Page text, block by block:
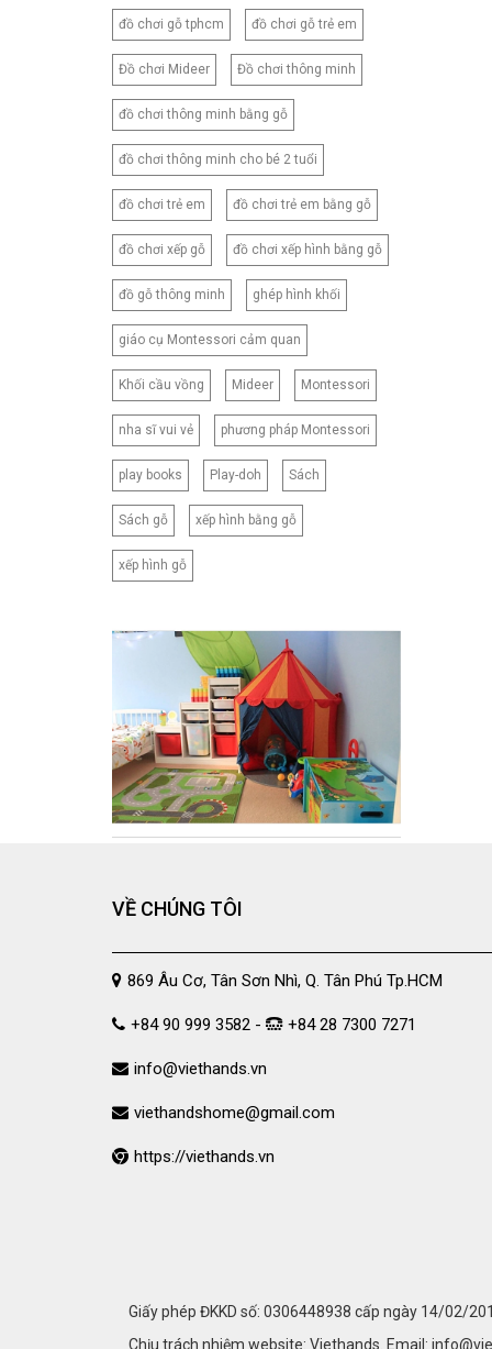
200X220CM
200X230CM
210X230CM
210X240CM
210X250CM
220X240CM
230X245CM
230X250CM
CNB2
CNB3
CNB5
đồ chơi gỗ tphcm đồ chơi gỗ trẻ em
Đồ chơi Mideer Đồ chơi thông minh
đồ chơi thông minh bằng gỗ
đồ chơi thông minh cho bé 2 tuổi
đồ chơi trẻ em đồ chơi trẻ em bằng gỗ
đồ chơi xếp gỗ đồ chơi xếp hình bằng gỗ
đồ gỗ thông minh ghép hình khối
giáo cụ Montessori cảm quan
Khối cầu vồng Mideer Montessori
nha sĩ vui vẻ phương pháp Montessori
play books Play-doh Sách
Sách gỗ xếp hình bằng gỗ
xếp hình gỗ
VỀ CHÚNG TÔI
869 Âu Cơ, Tân Sơn Nhì, Q. Tân Phú Tp.HCM
+84 90 999 3582 - +84 28 7300 7271
info@viethands.vn
viethandshome@gmail.com
https://viethands.vn
Giấy phép ĐKKD số: 0306448938 cấp ngày 14/02/
Chịu trách nhiệm website: Viethands. Email: